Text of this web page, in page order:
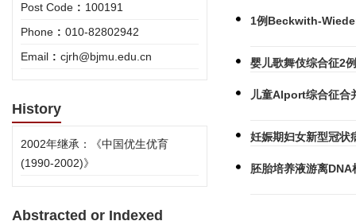
Post Code : 100191
Phone : 010-82802942
Email : cjrh@bjmu.edu.cn
History
2002年继承：《中国优生优育
(1990-2002)》
Abstracted or Indexed
1例Beckwith-
婴儿歌舞伎综合征2
儿童Alport综合征合
妊娠期妇女新型冠状
胚胎培养液游离